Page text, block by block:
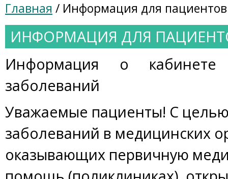
Главная / Информация для пациентов
ИНФОРМАЦИЯ ДЛЯ
Информация о кабинете
заболеваний
Уважаемые пациенты! С
заболеваний в медицинских
оказывающих первичную